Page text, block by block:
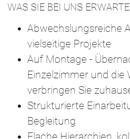
WAS SIE BEI UNS
Abwechslungsreiche
vielseitige Projekte
Auf Montage -
Einzelzimmer und die
verbringen Sie
Strukturierte
Begleitung
Flache Hierarchien,